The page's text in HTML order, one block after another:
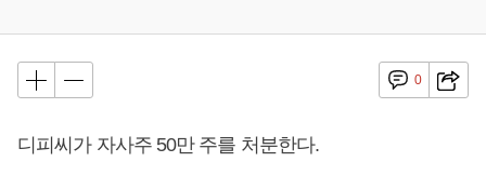
0
디피씨가 자사주 50만 주를 처분한다.